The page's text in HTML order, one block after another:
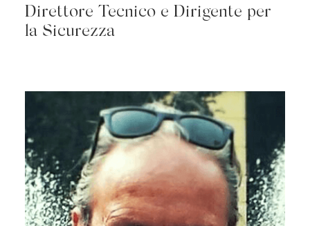
SPAZI
SERVIZI
Direttore Tecnico e Dirigente per
la Sicurezza